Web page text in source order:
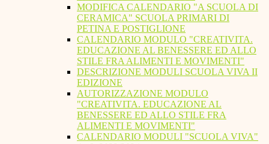
MODIFICA CALENDARIO "A SCUOLA DI
CERAMICA" SCUOLA PRIMARI DI
PETINA E POSTIGLIONE
CALENDARIO MODULO "CREATIVITA.
EDUCAZIONE AL BENESSERE ED ALLO
STILE FRA ALIMENTI E MOVIMENTI"
DESCRIZIONE MODULI SCUOLA VIVA II
EDIZIONE
AUTORIZZAZIONE MODULO
"CREATIVITA. EDUCAZIONE AL
BENESSERE ED ALLO STILE FRA
ALIMENTI E MOVIMENTI"
CALENDARIO MODULI "SCUOLA VIVA"